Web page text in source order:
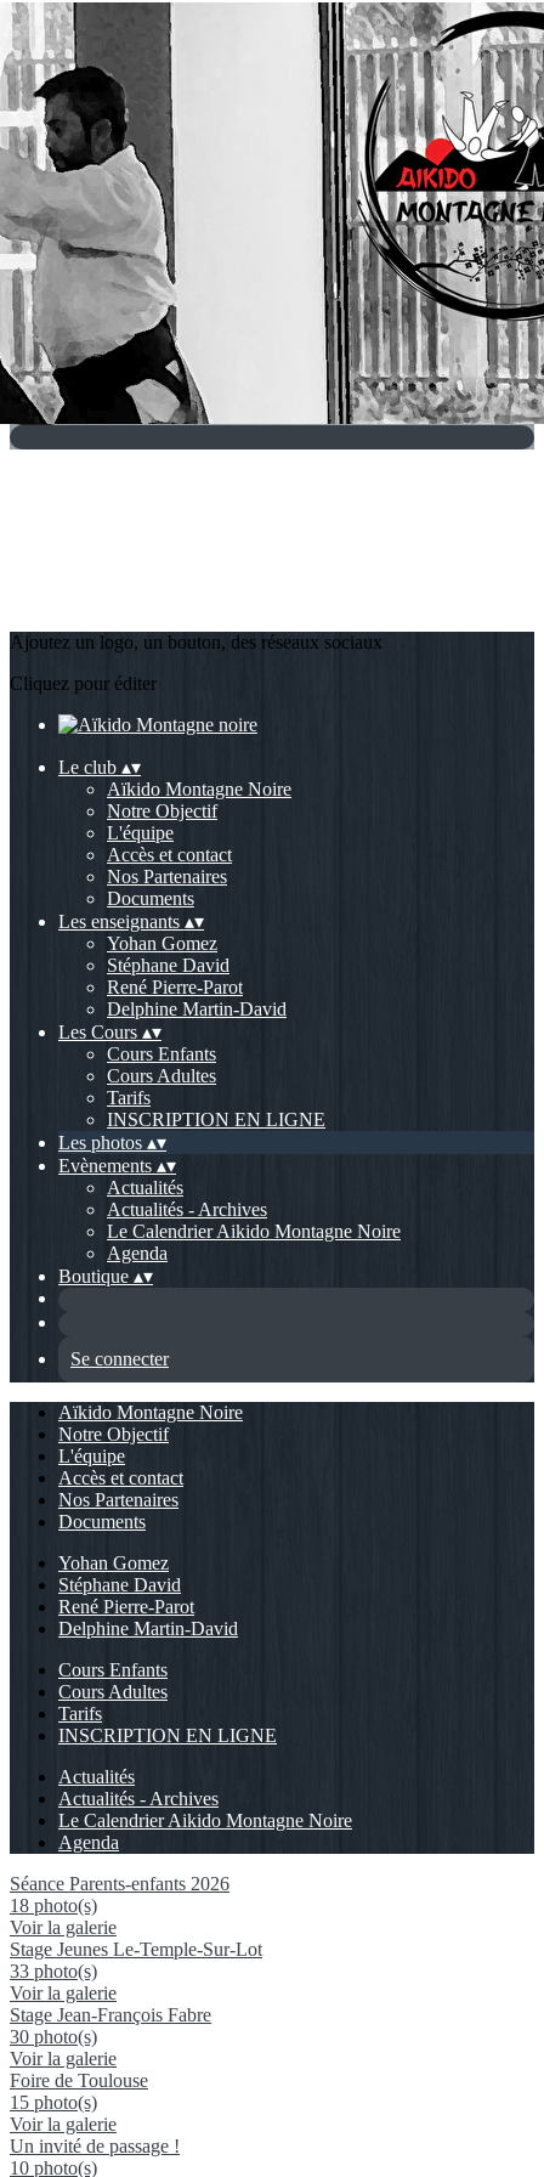
Exporter les lignes sélectionnées
Exporter toutes les colonnes
Exporter uniquement les colonnes affichées
Menu
?>
Images de la page d'accueil
Cliquez pour éditer
Texte, bouton et/ou inscription à la newsletter
Cliquez pour éditer
Je m'abonne à la newsletter
OK
Ajoutez un logo, un bouton, des réseaux sociaux
Cliquez pour éditer
Le club ▴▾
Aïkido Montagne Noire
Notre Objectif
L'équipe
Accès et contact
Nos Partenaires
Documents
Les enseignants ▴▾
Yohan Gomez
Stéphane David
René Pierre-Parot
Delphine Martin-David
Les Cours ▴▾
Cours Enfants
Cours Adultes
Tarifs
INSCRIPTION EN LIGNE
Les photos ▴▾
Evènements ▴▾
Actualités
Actualités - Archives
Le Calendrier Aikido Montagne Noire
Agenda
Boutique ▴▾
Se connecter
Aïkido Montagne Noire
Notre Objectif
L'équipe
Accès et contact
Nos Partenaires
Documents
Yohan Gomez
Stéphane David
René Pierre-Parot
Delphine Martin-David
Cours Enfants
Cours Adultes
Tarifs
INSCRIPTION EN LIGNE
Actualités
Actualités - Archives
Le Calendrier Aikido Montagne Noire
Agenda
Séance Parents-enfants 2026
18 photo(s)
Voir la galerie
Stage Jeunes Le-Temple-Sur-Lot
33 photo(s)
Voir la galerie
Stage Jean-François Fabre
30 photo(s)
Voir la galerie
Foire de Toulouse
15 photo(s)
Voir la galerie
Un invité de passage !
10 photo(s)